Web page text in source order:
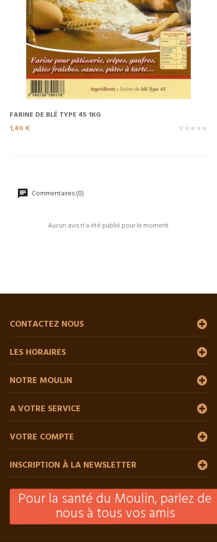
FARINE DE BLÉ TYPE 45 1KG
Prix
1,40 €
Commentaires (0)
Aucun avis n'a été publié pour le moment.
CONTACTEZ NOUS
LES HORAIRES
NOTRE MOULIN
A VOTRE SERVICE
VOTRE COMPTE
INSCRIPTION À LA NEWSLETTER
Pour la santé du Moulin, parlez de
nous à tous vos amis